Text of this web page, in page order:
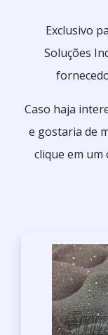
Exclusivo
Soluções
Caso haja
e gostaria de
clique em um